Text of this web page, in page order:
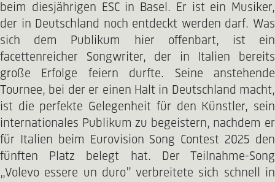
beim diesjährigen ESC in Basel. Er ist ein Musiker,
der in Deutschland noch entdeckt werden darf. Was
sich dem Publikum hier offenbart, ist ein
facettenreicher Songwriter, der in Italien bereits
große Erfolge feiern durfte. Seine anstehende
Tournee, bei der er einen Halt in Deutschland macht,
ist die perfekte Gelegenheit für den Künstler, sein
internationales Publikum zu begeistern, nachdem er
für Italien beim Eurovision Song Contest 2025 den
fünften Platz belegt hat. Der Teilnahme-Song
„Volevo essere un duro” verbreitete sich schnell in